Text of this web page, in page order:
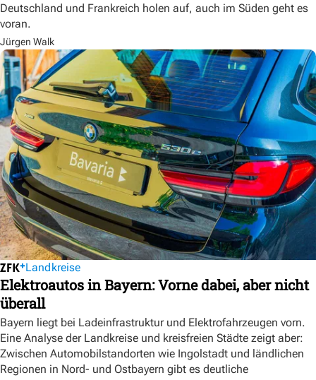
Deutschland und Frankreich holen auf, auch im Süden geht es
voran.
Jürgen Walk
Landkreise
Elektroautos in Bayern: Vorne dabei, aber nicht
überall
Bayern liegt bei Ladeinfrastruktur und Elektrofahrzeugen vorn.
Eine Analyse der Landkreise und kreisfreien Städte zeigt aber:
Zwischen Automobilstandorten wie Ingolstadt und ländlichen
Regionen in Nord- und Ostbayern gibt es deutliche